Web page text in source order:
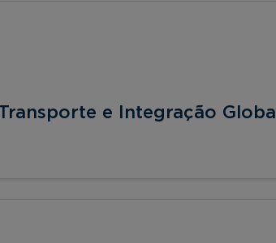
e Integração Global